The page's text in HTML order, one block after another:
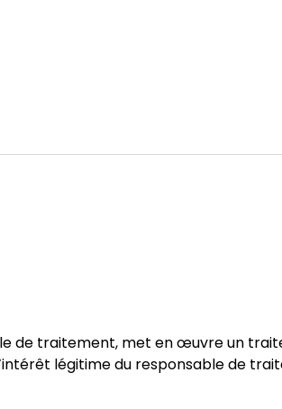
de traitement, met en œuvre un
légitime du responsable de